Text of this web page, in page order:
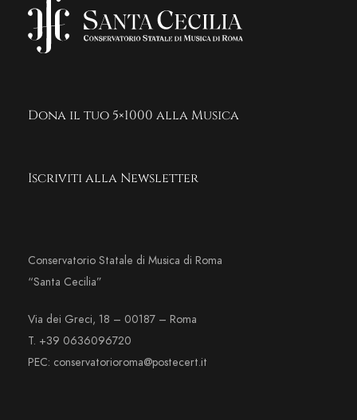
Dona il tuo 5×1000 alla Musica
Iscriviti alla Newsletter
Conservatorio Statale di Musica di Roma
“Santa Cecilia”
Via dei Greci, 18 – 00187 – Roma
T. +39 0636096720
PEC: conservatorioroma@postecert.it